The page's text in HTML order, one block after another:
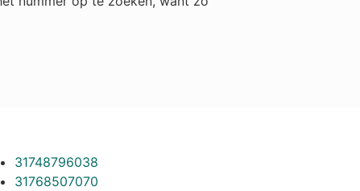
31748796038
31768507070